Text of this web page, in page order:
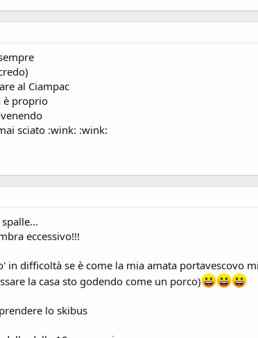
al Ciampac
è proprio
sciato :wink: :wink:
eccessivo!!!
in difficoltà se è come la mia amata portavescovo
la casa sto godendo come un porco)
lo skibus